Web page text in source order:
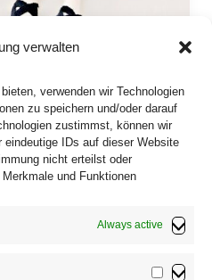
verwalten
verwenden wir Technologien
zu speichern und/oder darauf
zustimmst, können wir
eindeutige IDs auf dieser Website
nicht erteilst oder
und Funktionen
Always active
I’m launching a call for
girl doll, Anneli!